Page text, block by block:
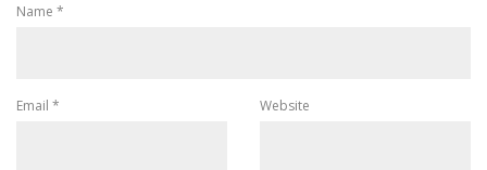
Name *
Email * Website